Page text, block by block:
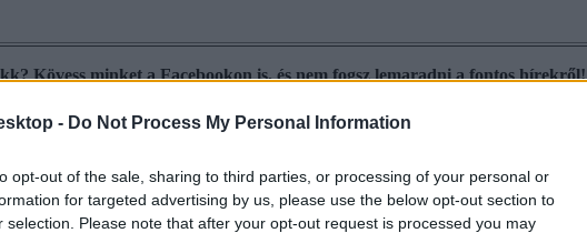
- Do Not Process My Personal Information
opt-out of the sale, sharing to third parties, or processing of your personal or
for targeted advertising by us, please use the below opt-out section to
selection. Please note that after your opt-out request is processed you may
Kövess minket a Facebookon is, és nem fogsz lemaradni a fontos hírekről!